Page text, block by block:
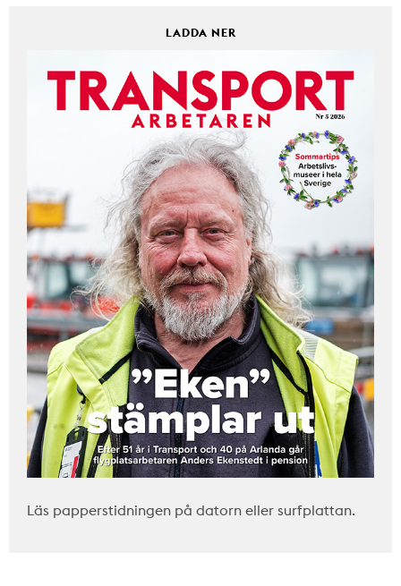
LADDA NER
Läs papperstidningen på datorn eller surfplattan.